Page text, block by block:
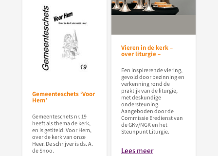
Vieren in de kerk –
over liturgie –
Een inspirerende viering,
gevold door bezinning en
verkenning rond de
praktijk van de liturgie,
met deskundige
ondersteuning.
Aangeboden door de
Commissie Eredienst van
de GKv/NGK en het
Steunpunt Liturgie.
Lees meer
Gemeenteschets ‘Voor
Hem’
Gemeenteschets nr. 19
heeft als thema de kerk,
en is getiteld: Voor Hem,
over de kerk van onze
Heer. De schrijver is ds. A.
de Snoo.